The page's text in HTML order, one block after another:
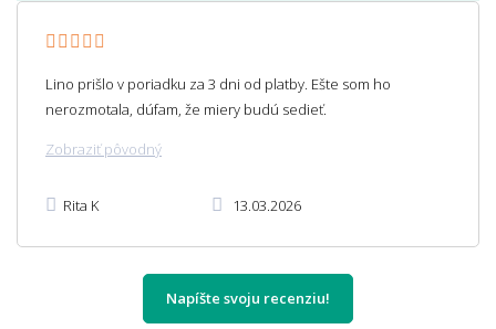
Lino prišlo v poriadku za 3 dni od platby. Ešte som ho
nerozmotala, dúfam, že miery budú sedieť.
Zobraziť pôvodný
Rita K 13.03.2026
Napíšte svoju recenziu!